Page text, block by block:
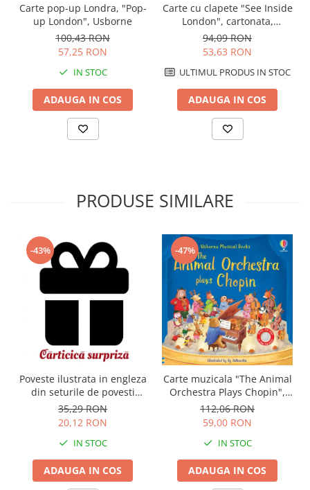
Carte pop-up Londra, "Pop-
up London", Usborne
100,43 RON
57,25 RON
IN STOC
ADAUGA IN COS
Carte cu clapete "See Inside
London", cartonata,
Usborne
94,09 RON
53,63 RON
ULTIMUL PRODUS IN STOC
ADAUGA IN COS
PRODUSE SIMILARE
-43%
Poveste ilustrata in engleza
din seturile de povesti
Usborne
35,29 RON
20,12 RON
IN STOC
ADAUGA IN COS
-47%
Carte muzicala "The Animal
Orchestra Plays Chopin",
cartonata, Usborne
112,06 RON
59,00 RON
IN STOC
ADAUGA IN COS